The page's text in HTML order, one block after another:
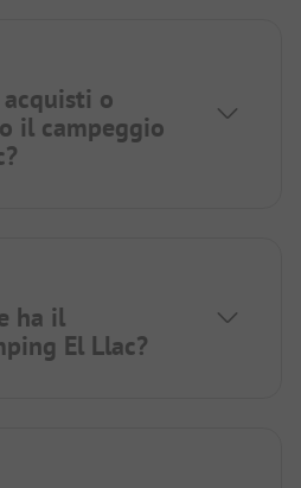
o
il campeggio
ha il
El Llac?